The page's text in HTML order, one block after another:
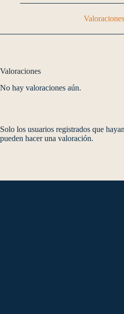
Valoraciones
No hay valoraciones aún.
Solo los usuarios registrados que
pueden hacer una valoración.